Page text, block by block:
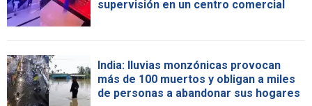
supervisión en un centro comercial
India: lluvias monzónicas provocan
más de 100 muertos y obligan a miles
de personas a abandonar sus hogares